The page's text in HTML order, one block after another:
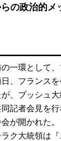
の政治的メ
一環として
、フランス
、ブッシュ
記者会見を
会が開かれた
ク大統領は